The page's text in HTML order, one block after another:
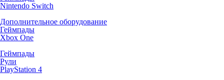
Nintendo Switch
Дополнительное оборудование
Геймпады
Xbox One
Геймпады
Рули
PlayStation 4